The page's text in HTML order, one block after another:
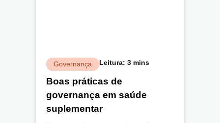
Governança Leitura: 3 mins
Boas práticas de
governança em saúde
suplementar